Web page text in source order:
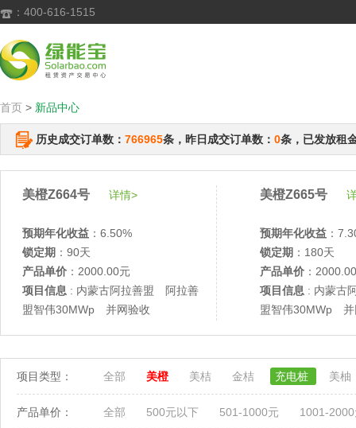
 ：400-616-1515
首页 > 新品中心
历史成交订单数： 766965条，昨日成交订单数： 0条，已发放租
美橙Z664号 详情>
预期年化收益 ：6.50%
锁定期 ：90天
产品单价 ：2000.00元
项目信息 : 内蒙古阿拉善盟 阿拉善
盟智伟30MWp 并网验收
美橙Z665号
预期年化收益 ：
锁定期 ：180天
产品单价 ：
项目信息 : 内蒙古
盟智伟30MWp 并
项目类型： 全部 美橙 美桔 金桔 充电桩 美柚
产品单价： 全部 500元以下 501-1000元 1001-